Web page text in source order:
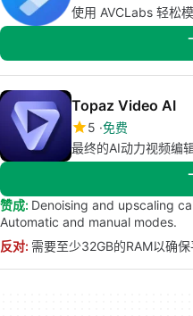
使用 AVCLabs 轻松
Topaz Video AI
5 免费
最终的AI动力视频编
赞成: Denoising and upscaling
Automatic and manual modes.
反对: 需要至少32GB的RAM以确